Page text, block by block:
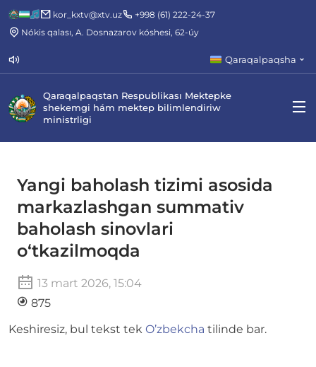
kor_kxtv@xtv.uz
+998 (61) 222-24-37
Nókis qalası, A. Dosnazarov kóshesi, 62-úy
Qaraqalpaqsha
Qaraqalpaqstan Respublikası Mektepke
shekemgi hám mektep bilimlendiriw
ministrligi
Yangi baholash tizimi asosida
markazlashgan summativ
baholash sinovlari
o‘tkazilmoqda
13 mart 2026, 15:04
875
Keshiresiz, bul tekst tek O’zbekcha tilinde bar.